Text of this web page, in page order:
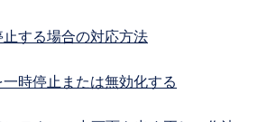
する場合の対応方法
時停止または無効化する